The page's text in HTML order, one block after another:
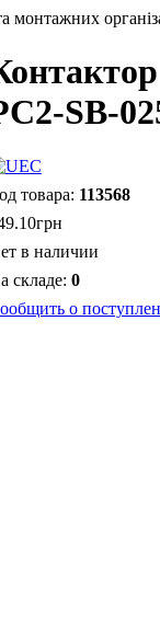
SB-
113568
.10грн
в наличии
0
о